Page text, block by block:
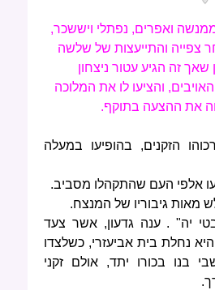
ואפרים, נפתלי ויששכר,
צפייה והתייעצות של שלשה
שאך זה הגיע עטור ניצחון
והציעו לו את המלוכה
את ההצעה בתוקף.
הזקנים, בהופיעו במעלה
אלפי העם שהתקהלו מסביב.
מאות גיבוריו של המנצח.
יה" . ענה גדעון, אשר צעד
נחלת בית אביעזרי, כשלצדו
בנו בכורו יתד, אולם זקני